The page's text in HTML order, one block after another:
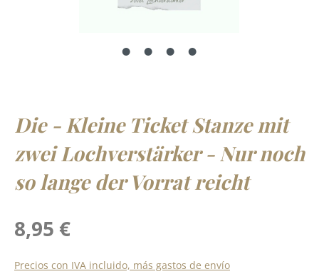
Die - Kleine Ticket Stanze mit
zwei Lochverstärker - Nur noch
so lange der Vorrat reicht
Precio normal:
8,95 €
Precios con IVA incluido, más gastos de envío